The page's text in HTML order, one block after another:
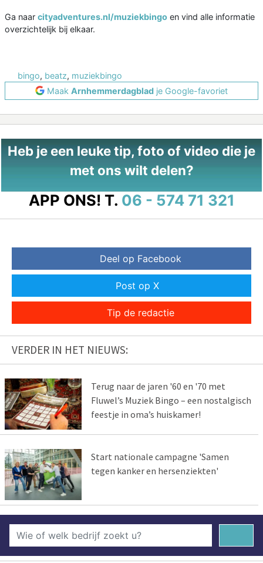
Ga naar cityadventures.nl/muziekbingo en vind alle informatie
overzichtelijk bij elkaar.
bingo, beatz, muziekbingo
Maak Arnhemmerdagblad je Google-favoriet
Heb je een leuke tip, foto of video die je
met ons wilt delen?
APP ONS! T. 06 - 574 71 321
Deel op Facebook
Post op X
Tip de redactie
VERDER IN HET NIEUWS:
Terug naar de jaren '60 en '70 met
Fluwel’s Muziek Bingo – een nostalgisch
feestje in oma’s huiskamer!
Start nationale campagne 'Samen
tegen kanker en hersenziekten'